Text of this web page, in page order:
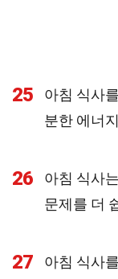
25
아침 식사
분한 에너
26
아침 식사
문제를 더
27
아침 식사